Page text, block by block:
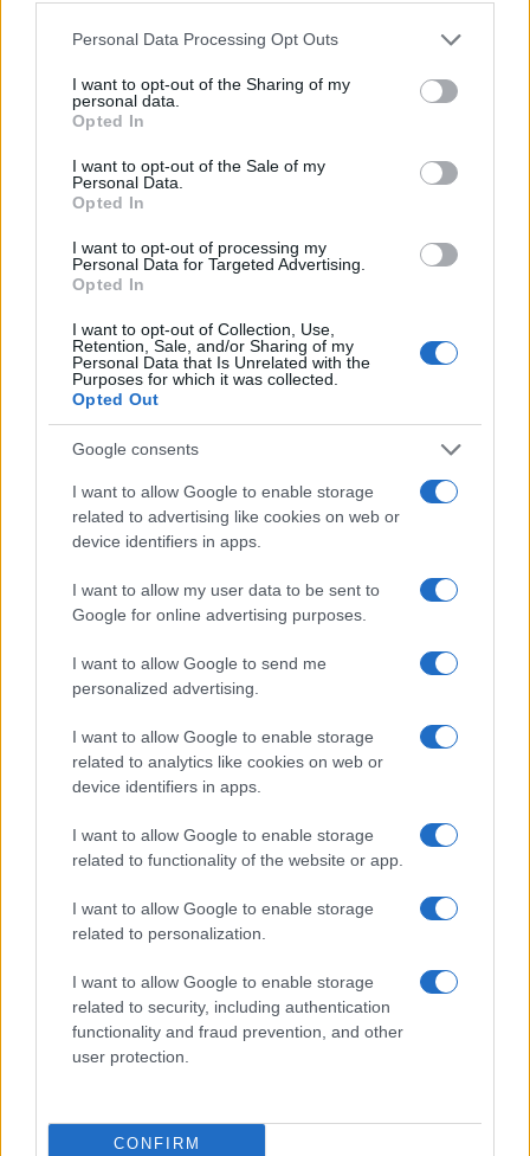
Personal Data Processing Opt Outs
I want to opt-out of the Sharing of my
personal data.
Opted In
I want to opt-out of the Sale of my
Personal Data.
Opted In
I want to opt-out of processing my
Personal Data for Targeted Advertising.
Opted In
I want to opt-out of Collection, Use,
Retention, Sale, and/or Sharing of my
Personal Data that Is Unrelated with the
Purposes for which it was collected.
Opted Out
Google consents
I want to allow Google to enable storage
related to advertising like cookies on web or
device identifiers in apps.
I want to allow my user data to be sent to
Google for online advertising purposes.
I want to allow Google to send me
personalized advertising.
I want to allow Google to enable storage
related to analytics like cookies on web or
device identifiers in apps.
I want to allow Google to enable storage
related to functionality of the website or app.
I want to allow Google to enable storage
related to personalization.
I want to allow Google to enable storage
related to security, including authentication
functionality and fraud prevention, and other
user protection.
CONFIRM
#Ramiz Salkić #Bihać